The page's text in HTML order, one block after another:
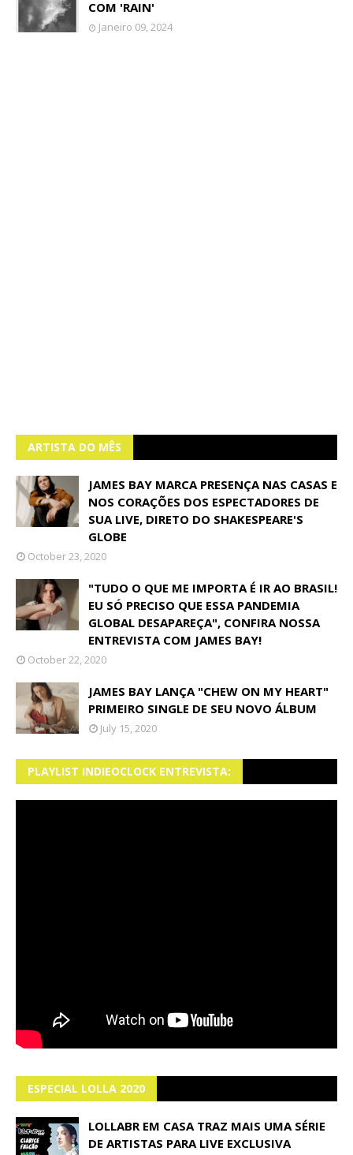
COM 'RAIN'
Janeiro 09, 2024
ARTISTA DO MÊS
JAMES BAY MARCA PRESENÇA NAS CASAS E
NOS CORAÇÕES DOS ESPECTADORES DE
SUA LIVE, DIRETO DO SHAKESPEARE'S
GLOBE
October 23, 2020
"TUDO O QUE ME IMPORTA É IR AO BRASIL!
EU SÓ PRECISO QUE ESSA PANDEMIA
GLOBAL DESAPAREÇA", CONFIRA NOSSA
ENTREVISTA COM JAMES BAY!
October 22, 2020
JAMES BAY LANÇA "CHEW ON MY HEART"
PRIMEIRO SINGLE DE SEU NOVO ÁLBUM
July 15, 2020
PLAYLIST INDIEOCLOCK ENTREVISTA:
ESPECIAL LOLLA 2020
LOLLABR EM CASA TRAZ MAIS UMA SÉRIE
DE ARTISTAS PARA LIVE EXCLUSIVA